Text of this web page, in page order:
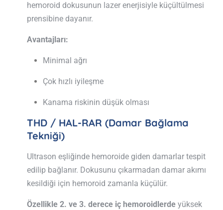
hemoroid dokusunun lazer enerjisiyle küçültülmesi
prensibine dayanır.
Avantajları:
Minimal ağrı
Çok hızlı iyileşme
Kanama riskinin düşük olması
THD / HAL-RAR (Damar Bağlama
Tekniği)
Ultrason eşliğinde hemoroide giden damarlar tespit
edilip bağlanır. Dokusunu çıkarmadan damar akımı
kesildiği için hemoroid zamanla küçülür.
Özellikle 2. ve 3. derece iç hemoroidlerde yüksek